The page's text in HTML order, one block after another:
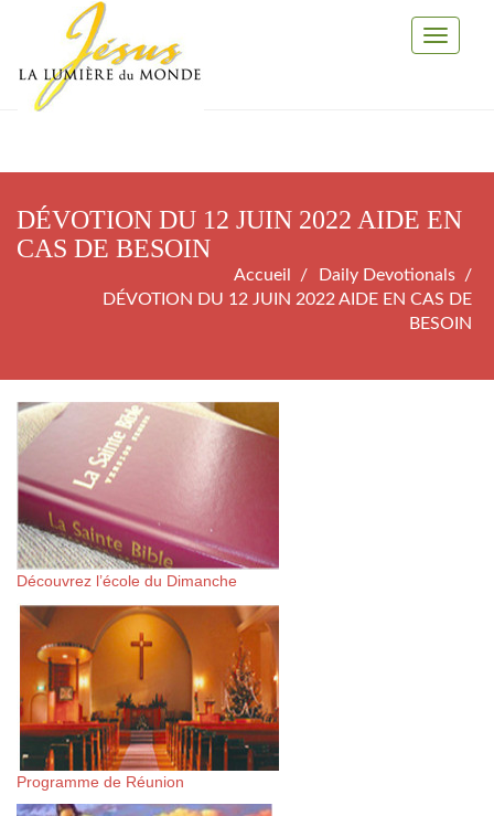
Toggle
DÉVOTION DU 12 JUIN 2022 AIDE EN
CAS DE BESOIN
Accueil
Daily Devotionals
DÉVOTION DU 12 JUIN 2022 AIDE EN CAS DE
BESOIN
Découvrez l’école du Dimanche
Programme de Réunion